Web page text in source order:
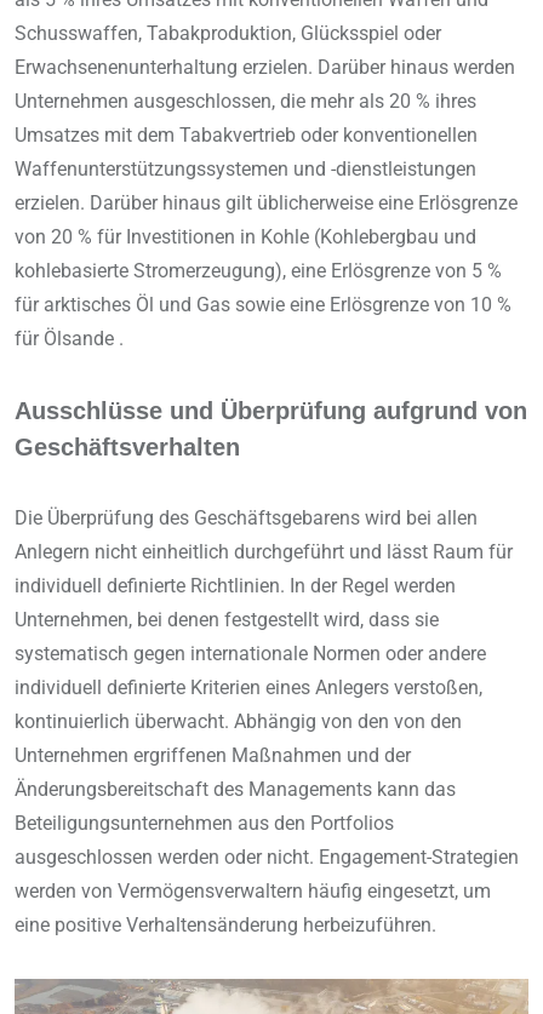
Schusswaffen, Tabakproduktion, Glücksspiel oder
Erwachsenenunterhaltung erzielen. Darüber hinaus werden
Unternehmen ausgeschlossen, die mehr als 20 % ihres
Umsatzes mit dem Tabakvertrieb oder konventionellen
Waffenunterstützungssystemen und -dienstleistungen
erzielen. Darüber hinaus gilt üblicherweise eine Erlösgrenze
von 20 % für Investitionen in Kohle (Kohlebergbau und
kohlebasierte Stromerzeugung), eine Erlösgrenze von 5 %
für arktisches Öl und Gas sowie eine Erlösgrenze von 10 %
für Ölsande .
Ausschlüsse und Überprüfung aufgrund von
Geschäftsverhalten
Die Überprüfung des Geschäftsgebarens wird bei allen
Anlegern nicht einheitlich durchgeführt und lässt Raum für
individuell definierte Richtlinien. In der Regel werden
Unternehmen, bei denen festgestellt wird, dass sie
systematisch gegen internationale Normen oder andere
individuell definierte Kriterien eines Anlegers verstoßen,
kontinuierlich überwacht. Abhängig von den von den
Unternehmen ergriffenen Maßnahmen und der
Änderungsbereitschaft des Managements kann das
Beteiligungsunternehmen aus den Portfolios
ausgeschlossen werden oder nicht. Engagement-Strategien
werden von Vermögensverwaltern häufig eingesetzt, um
eine positive Verhaltensänderung herbeizuführen.